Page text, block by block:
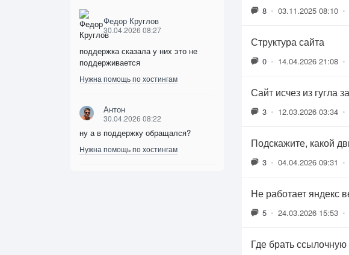
Федор Круглов
30.04.2026 08:27
поддержка сказала у них это не
поддерживается
Нужна помощь по хостингам
Антон
30.04.2026 08:22
ну а в поддержку обращался?
Нужна помощь по хостингам
8 • 03.11.2025 08:10 •
Структура сайта
0 • 14.04.2026 21:08 •
Сайт исчез из гугла
3 • 12.03.2026 03:34 •
Подскажите, какой
3 • 04.04.2026 09:31 •
Не работает яндекс
5 • 24.03.2026 15:53 •
Где брать